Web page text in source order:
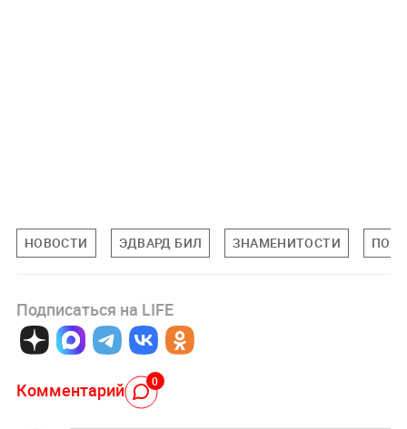
НОВОСТИ ЭДВАРД БИЛ ЗНАМЕНИТОСТИ ПОП-
Подписаться на LIFE
Комментарий 0